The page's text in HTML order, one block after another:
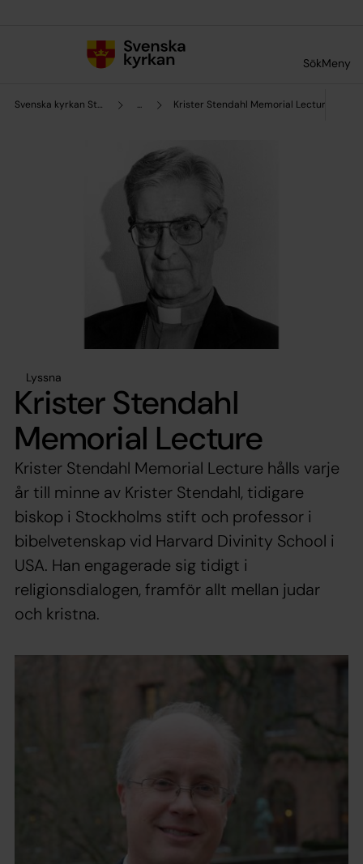
SökMeny
Svenska kyrkan Stockholms stift ... Krister Stendahl Memorial Lecture
Lyssna
Krister Stendahl
Memorial Lecture
Krister Stendahl Memorial Lecture hålls varje
år till minne av Krister Stendahl, tidigare
biskop i Stockholms stift och professor i
bibelvetenskap vid Harvard Divinity School i
USA. Han engagerade sig tidigt i
religionsdialogen, framför allt mellan judar
och kristna.